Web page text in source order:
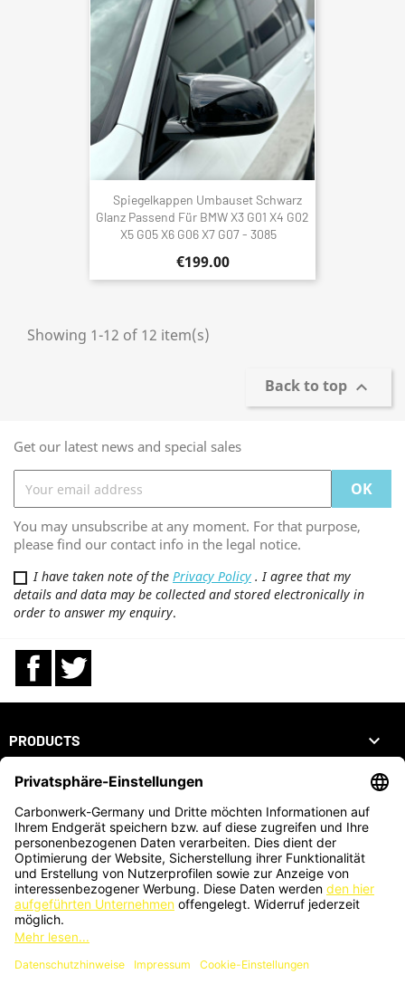
Spiegelkappen Umbauset Schwarz
Glanz Passend Für BMW X3 G01 X4 G02
X5 G05 X6 G06 X7 G07 - 3085
€199.00
Showing 1-12 of 12 item(s)
Back to top 
Get our latest news and special sales
You may unsubscribe at any moment. For that purpose,
please find our contact info in the legal notice.
I have taken note of the Privacy Policy . I agree that my
details and data may be collected and stored electronically in
order to answer my enquiry.
Facebook
PRODUCTS 
OUR COMPANY 
YOUR ACCOUNT 
STORE INFORMATION